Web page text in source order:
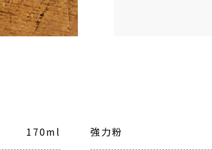
170ml 強力粉